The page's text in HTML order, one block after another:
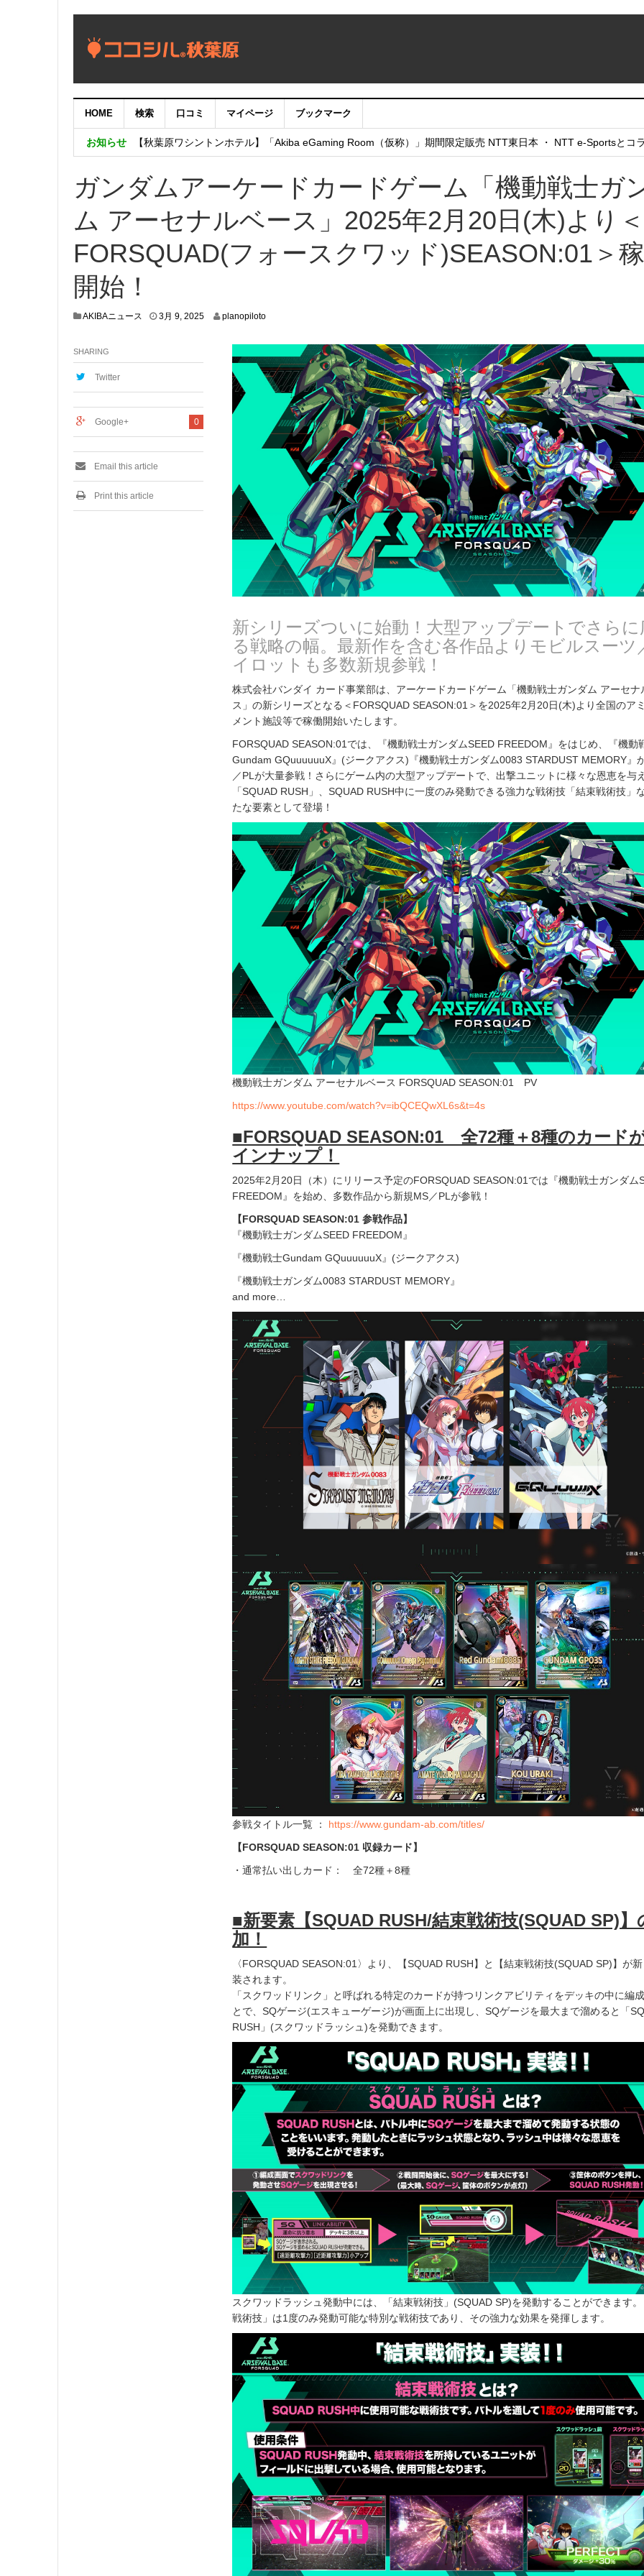
HOME 検索 口コミ マイページ ブックマーク
お知らせ
【重要：9月5日（火）22時】ココシル：アカウントサービス移行のお知らせ
【秋葉原ワシントンホテル】「Akiba eGaming Room（仮称）」期間限定販売 NTT東日本 ・ NTT e-Sportsとコ
ガンダムアーケードカードゲーム「機動戦士ガ
ム アーセナルベース」2025年2月20日(木)より＜
FORSQUAD(フォースクワッド)SEASON:01＞
開始！
AKIBAニュース 3月 9, 20254
planopiloto
新シリーズついに始動！大型アップデートでさらに
る戦略の幅。最新作を含む各作品よりモビルスーツ
イロットも多数新規参戦！
株式会社バンダイ カード事業部は、アーケードカードゲーム「機動戦士ガンダム アーセナ
ス」の新シリーズとなる＜FORSQUAD SEASON:01＞を2025年2月20日(木)より全国のア
メント施設等で稼働開始いたします。
FORSQUAD SEASON:01では、『機動戦士ガンダムSEED FREEDOM』をはじめ、『機動
Gundam GQuuuuuuX』(ジークアクス)『機動戦士ガンダム0083 STARDUST MEMORY』
／PLが大量参戦！さらにゲーム内の大型アップデートで、出撃ユニットに様々な恩恵を与
「SQUAD RUSH」、SQUAD RUSH中に一度のみ発動できる強力な戦術技「結束戦術技」
たな要素として登場！
機動戦士ガンダム アーセナルベース FORSQUAD SEASON:01 PV
https://www.youtube.com/watch?v=ibQCEQwXL6s&t=4s
■FORSQUAD SEASON:01 全72種＋8種のカード
インナップ！
2025年2月20日（木）にリリース予定のFORSQUAD SEASON:01では『機動戦士ガンダム
FREEDOM』を始め、多数作品から新規MS／PLが参戦！
【FORSQUAD SEASON:01 参戦作品】
『機動戦士ガンダムSEED FREEDOM』
『機動戦士Gundam GQuuuuuuX』(ジークアクス)
『機動戦士ガンダム0083 STARDUST MEMORY』
and more…
参戦タイトル一覧 ： https://www.gundam-ab.com/titles/
【FORSQUAD SEASON:01 収録カード】
・通常払い出しカード： 全72種＋8種
■新要素【SQUAD RUSH/結束戦術技(SQUAD SP)】
加！
〈FORSQUAD SEASON:01〉より、【SQUAD RUSH】と【結束戦術技(SQUAD SP)】が
装されます。
「スクワッドリンク」と呼ばれる特定のカードが持つリンクアビリティをデッキの中に編
とで、SQゲージ(エスキューゲージ)が画面上に出現し、SQゲージを最大まで溜めると「
RUSH」(スクワッドラッシュ)を発動できます。
スクワッドラッシュ発動中には、「結束戦術技」(SQUAD SP)を発動することができます
戦術技」は1度のみ発動可能な特別な戦術技であり、その強力な効果を発揮します。
SHARING
Twitter
0
Google+
Email this article
Print this article